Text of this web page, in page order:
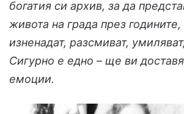
богатия си архив, за да
живота на града през годините,
изненадат, разсмиват,
Сигурно е едно – ще ви
емоции.